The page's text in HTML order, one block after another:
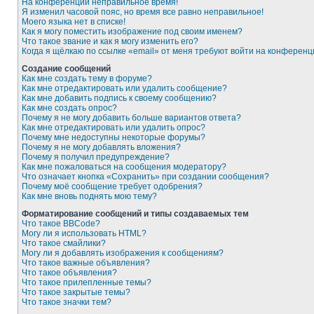
На конференции неправильное время!
Я изменил часовой пояс, но время все равно неправильное!
Моего языка нет в списке!
Как я могу поместить изображение под своим именем?
Что такое звание и как я могу изменить его?
Когда я щёлкаю по ссылке «email» от меня требуют войти на
Создание сообщений
Как мне создать тему в форуме?
Как мне отредактировать или удалить сообщение?
Как мне добавить подпись к своему сообщению?
Как мне создать опрос?
Почему я не могу добавить больше вариантов ответа?
Как мне отредактировать или удалить опрос?
Почему мне недоступны некоторые форумы?
Почему я не могу добавлять вложения?
Почему я получил предупреждение?
Как мне пожаловаться на сообщения модератору?
Что означает кнопка «Сохранить» при создании сообщения?
Почему моё сообщение требует одобрения?
Как мне вновь поднять мою тему?
Форматирование сообщений и типы создаваемых тем
Что такое BBCode?
Могу ли я использовать HTML?
Что такое смайлики?
Могу ли я добавлять изображения к сообщениям?
Что такое важные объявления?
Что такое объявления?
Что такое прилепленные темы?
Что такое закрытые темы?
Что такое значки тем?